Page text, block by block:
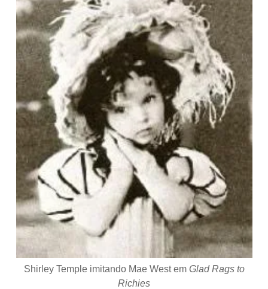
Shirley Temple imitando Mae West em Glad Rags to
Richies